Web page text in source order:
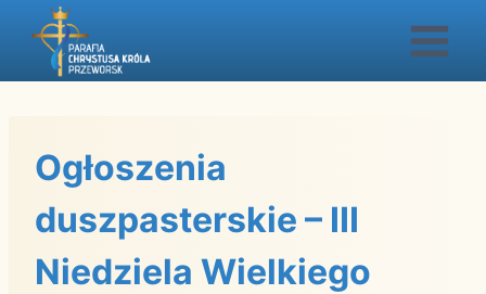
Przejdź
Ogłoszenia
duszpasterskie – III
Niedziela Wielkiego